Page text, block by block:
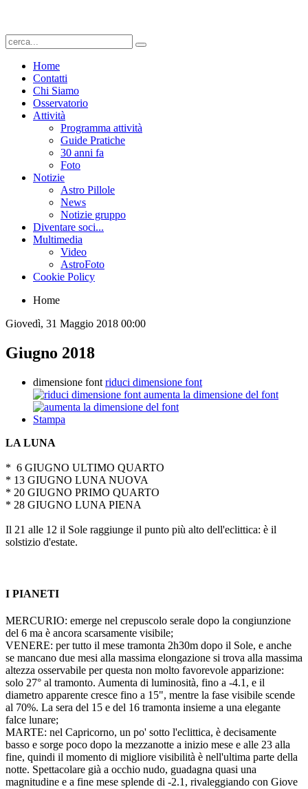
Home
Contatti
Chi Siamo
Osservatorio
Attività
Programma attività
Guide Pratiche
30 anni fa
Foto
Notizie
Astro Pillole
News
Notizie gruppo
Diventare soci...
Multimedia
Video
AstroFoto
Cookie Policy
Home
Giovedì, 31 Maggio 2018 00:00
Giugno 2018
dimensione font riduci dimensione font
aumenta la dimensione del font
Stampa
LA LUNA
* 6 GIUGNO ULTIMO QUARTO
* 13 GIUGNO LUNA NUOVA
* 20 GIUGNO PRIMO QUARTO
* 28 GIUGNO LUNA PIENA
Il 21 alle 12 il Sole raggiunge il punto più alto dell'eclittica: è il
solstizio d'estate.
I PIANETI
MERCURIO: emerge nel crepuscolo serale dopo la congiunzione
del 6 ma è ancora scarsamente visibile;
VENERE: per tutto il mese tramonta 2h30m dopo il Sole, e anche
se mancano due mesi alla massima elongazione si trova alla massima
altezza osservabile per questa non molto favorevole apparizione:
solo 27° al tramonto. Aumenta di luminosità, fino a -4.1, e il
diametro apparente cresce fino a 15", mentre la fase visibile scende
al 70%. La sera del 15 e del 16 tramonta insieme a una elegante
falce lunare;
MARTE: nel Capricorno, un po' sotto l'eclittica, è decisamente
basso e sorge poco dopo la mezzanotte a inizio mese e alle 23 alla
fine, quindi il momento di migliore visibilità è nell'ultima parte della
notte. Spettacolare già a occhio nudo, guadagna quasi una
magnitudine e a fine mese splende di -2.1, rivaleggiando con Giove